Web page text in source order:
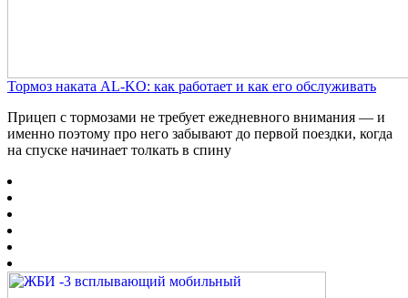
Тормоз наката AL-KO: как работает и как его обслуживать
Прицеп с тормозами не требует ежедневного внимания — и
именно поэтому про него забывают до первой поездки, когда
на спуске начинает толкать в спину